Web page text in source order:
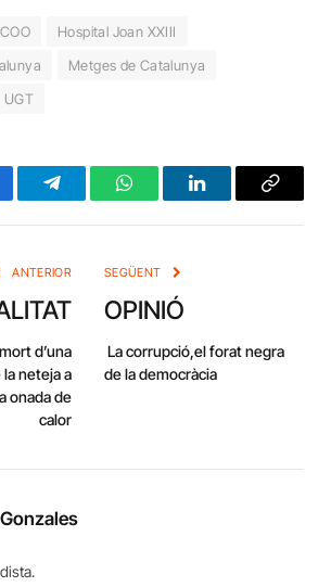
Hospital Joan XXIII
Metges de Catalunya
UGT
TelegramWhatsAppLinkedInCopy
ANTERIOR
d’una
neteja a
onada de
calor
SEGÜENT
OPINIÓ
La corrupció,el forat negra
de la democràcia